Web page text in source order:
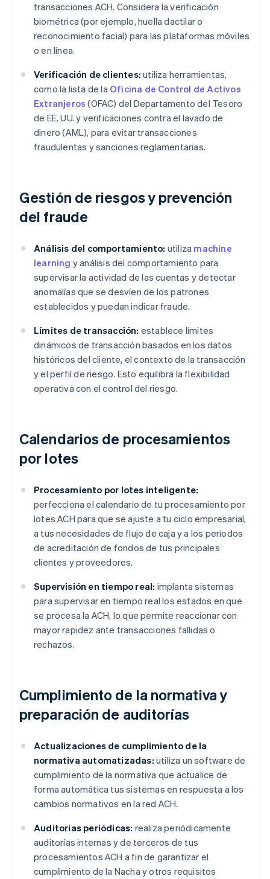
transacciones ACH. Considera la verificación
biométrica (por ejemplo, huella dactilar o
reconocimiento facial) para las plataformas móviles
o en línea.
Verificación de clientes: utiliza herramientas,
como la lista de la Oficina de Control de Activos
Extranjeros (OFAC) del Departamento del Tesoro
de EE. UU. y verificaciones contra el lavado de
dinero (AML), para evitar transacciones
fraudulentas y sanciones reglamentarias.
Gestión de riesgos y prevención
del fraude
Análisis del comportamiento: utiliza machine
learning y análisis del comportamiento para
supervisar la actividad de las cuentas y detectar
anomalías que se desvíen de los patrones
establecidos y puedan indicar fraude.
Límites de transacción: establece límites
dinámicos de transacción basados en los datos
históricos del cliente, el contexto de la transacción
y el perfil de riesgo. Esto equilibra la flexibilidad
operativa con el control del riesgo.
Calendarios de procesamientos
por lotes
Procesamiento por lotes inteligente:
perfecciona el calendario de tu procesamiento por
lotes ACH para que se ajuste a tu ciclo empresarial,
a tus necesidades de flujo de caja y a los periodos
de acreditación de fondos de tus principales
clientes y proveedores.
Supervisión en tiempo real: implanta sistemas
para supervisar en tiempo real los estados en que
se procesa la ACH, lo que permite reaccionar con
mayor rapidez ante transacciones fallidas o
rechazos.
Cumplimiento de la normativa y
preparación de auditorías
Actualizaciones de cumplimiento de la
normativa automatizadas: utiliza un software de
cumplimiento de la normativa que actualice de
forma automática tus sistemas en respuesta a los
cambios normativos en la red ACH.
Auditorías periódicas: realiza periódicamente
auditorías internas y de terceros de tus
procesamientos ACH a fin de garantizar el
cumplimiento de la Nacha y otros requisitos